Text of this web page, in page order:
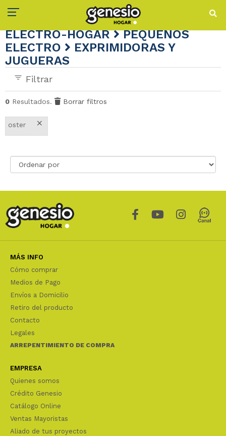
ELECTRO-HOGAR PEQUEÑOS
ELECTRO
EXPRIMIDORAS Y
JUGUERAS
Filtrar
0 Resultados. Borrar filtros
×
oster
MÁS INFO
Cómo comprar
Medios de Pago
Envíos a Domicilio
Retiro del producto
Contacto
Legales
ARREPENTIMIENTO DE COMPRA
EMPRESA
Quienes somos
Crédito Genesio
Catálogo Online
Ventas Mayoristas
Aliado de tus proyectos